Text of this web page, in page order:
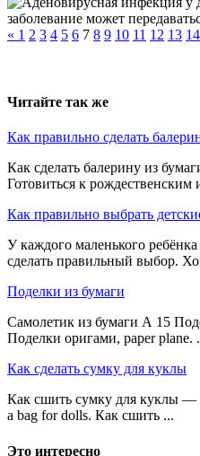
заболевание может
« 1 2 3 4 5 6 7 8 9 10 11 12 13 14
Читайте так же
Как правильно сделать
Как сделать балерину из
Готовиться к
Как правильно выбрать
У каждого маленького
сделать правильный выбор.
Поделки из бумаги
Самолетик из бумаги А 15
Поделки оригами, paper plane.
Как сделать сумку для куклы
Как сшить сумку для куклы —
a bag for dolls. Как сшить ...
Это интересно